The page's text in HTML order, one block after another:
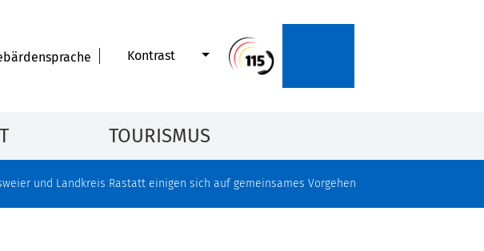
Kontrast
TOURISMUS
und Landkreis Rastatt einigen sich auf gemeinsames Vorgehen